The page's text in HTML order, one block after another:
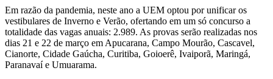
Em razão da pandemia, neste ano a UEM optou por unificar os
vestibulares de Inverno e Verão, ofertando em um só concurso a
totalidade das vagas anuais: 2.989. As provas serão realizadas nos
dias 21 e 22 de março em Apucarana, Campo Mourão, Cascavel,
Cianorte, Cidade Gaúcha, Curitiba, Goioerê, Ivaiporã, Maringá,
Paranavaí e Umuarama.